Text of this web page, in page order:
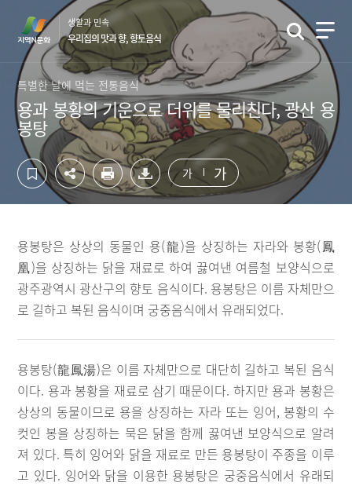
생활과 민속
우리집의 맛과 향, 향토음식
특별한 날에 먹는 전통음식
용과 봉황의 기운으로 더위를 물리친다, 광산 용
봉탕
가 가
용봉탕은 상상의 동물인 용(龍)을 상징하는 자라와 봉황(鳳
凰)을 상징하는 닭을 재료로 하여 끓여낸 여름철 보양식으로
광주광역시 광산구의 향토 음식이다. 용봉탕은 이름 자체만으
로 길하고 복된 음식이며 궁중음식에서 유래되었다.
용봉탕(龍鳳湯)은 이름 자체만으로 대단히 길하고 복된 음식
이다. 용과 봉황을 재료로 삼기 때문이다. 하지만 용과 봉황은
상상의 동물이므로 용을 상징하는 자라 또는 잉어, 봉황의 수
컷인 봉을 상징하는 묵은 닭을 함께 끓여낸 보양식으로 알려
져 있다. 특히 잉어와 닭을 재료로 만든 용봉탕이 주종을 이루
고 있다. 잉어와 닭을 이용한 용봉탕은 궁중음식에서 유래되